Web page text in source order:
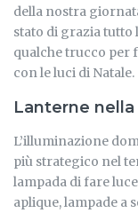
della nostra
stato di grazia tutto
qualche trucco per
con le luci di Natale.
Lanterne
L’illuminazione
più strategico nel
lampada di fare
aplique, lampade a